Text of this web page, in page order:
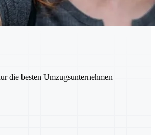
die besten Umzugsunternehmen